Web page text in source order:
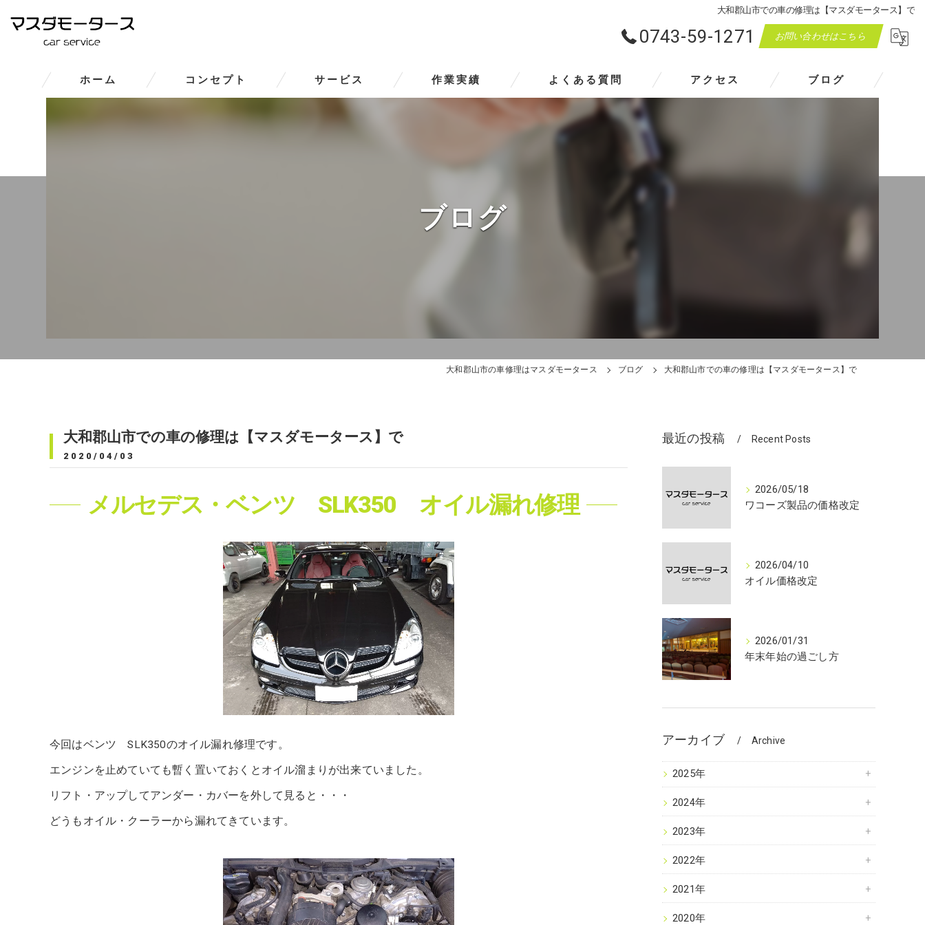
大和郡山市での車の修理は【マスダモータース】で
0743-59-1271 お問い合わせはこちら
ホーム コンセプト サービス 作業実績 よくある質問 アクセス ブログ
ブログ
大和郡山市の車修理はマスダモータース ブログ 大和郡山市での車の修理は【マスダモータース】で
大和郡山市での車の修理は【マスダモータース】で
2020/04/03
メルセデス・ベンツ SLK350 オイル漏れ修理
今回はベンツ SLK350のオイル漏れ修理です。
エンジンを止めていても暫く置いておくとオイル溜まりが出来ていました。
リフト・アップしてアンダー・カバーを外して見ると・・・
どうもオイル・クーラーから漏れてきています。
最近の投稿 Recent Posts
2026/05/18
ワコーズ製品の価格改定
2026/04/10
オイル価格改定
2026/01/31
年末年始の過ごし方
アーカイブ Archive
2025年
2024年
2023年
2022年
2021年
2020年